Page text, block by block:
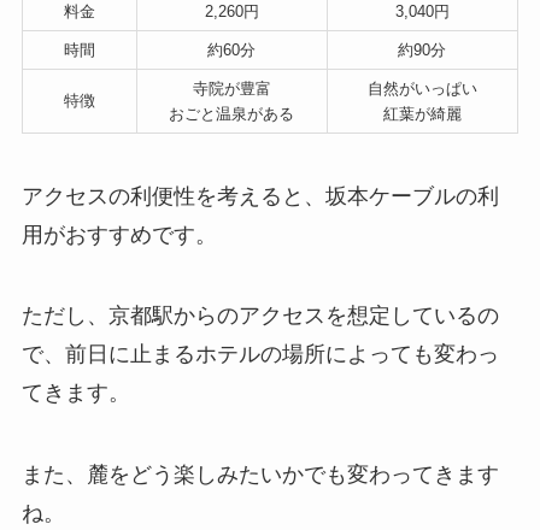
料金 2,260円 3,040円
時間 約60分 約90分
特徴
寺院が豊富
おごと温泉がある
自然がいっぱい
紅葉が綺麗
アクセスの利便性を考えると、坂本ケーブルの利
用がおすすめです。
ただし、京都駅からのアクセスを想定しているの
で、前日に止まるホテルの場所によっても変わっ
てきます。
また、麓をどう楽しみたいかでも変わってきます
ね。